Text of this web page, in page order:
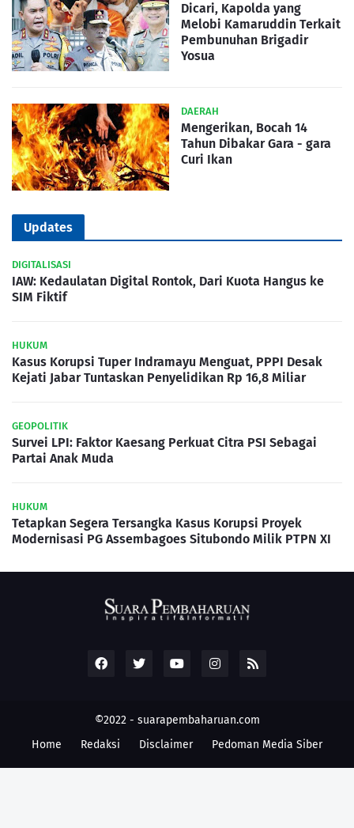
Dicari, Kapolda yang
Melobi Kamaruddin Terkait
Pembunuhan Brigadir
Yosua
DAERAH
Mengerikan, Bocah 14
Tahun Dibakar Gara - gara
Curi Ikan
Updates
DIGITALISASI
IAW: Kedaulatan Digital Rontok, Dari Kuota Hangus ke
SIM Fiktif
HUKUM
Kasus Korupsi Tuper Indramayu Menguat, PPPI Desak
Kejati Jabar Tuntaskan Penyelidikan Rp 16,8 Miliar
GEOPOLITIK
Survei LPI: Faktor Kaesang Perkuat Citra PSI Sebagai
Partai Anak Muda
HUKUM
Tetapkan Segera Tersangka Kasus Korupsi Proyek
Modernisasi PG Assembagoes Situbondo Milik PTPN XI
©2022 - suarapembaharuan.com
Home
Redaksi Disclaimer Pedoman Media Siber